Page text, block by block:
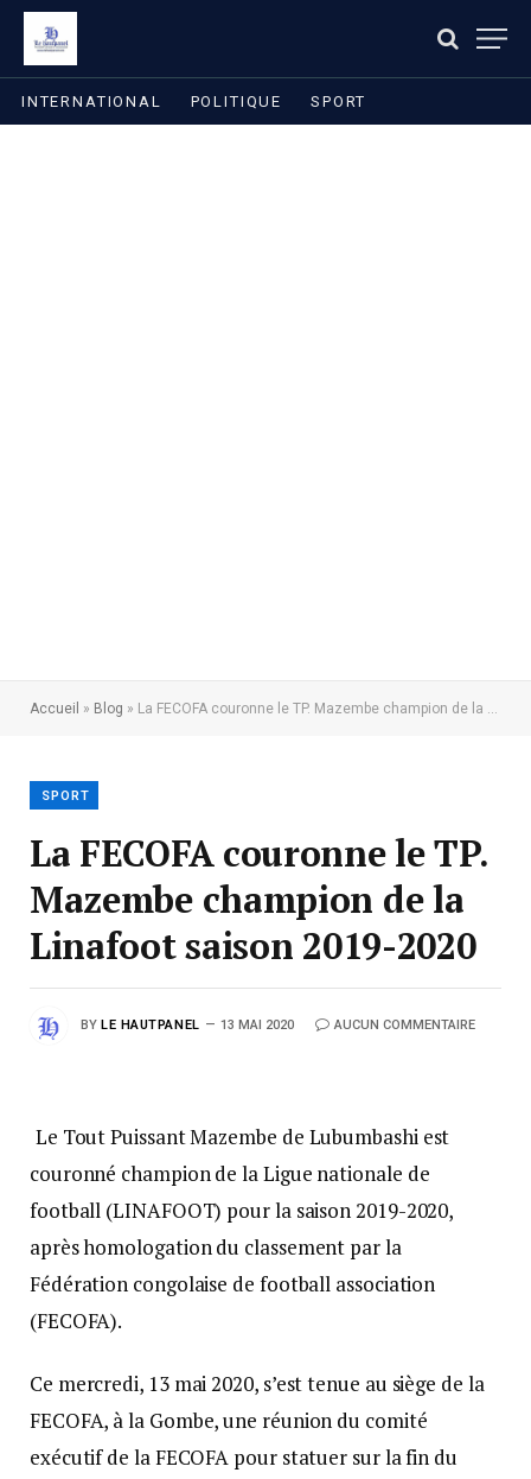
INTERNATIONAL POLITIQUE SPORT
Accueil » Blog » La FECOFA couronne le TP. Mazembe champion de la Linafoot saison 2019-2020
SPORT
La FECOFA couronne le TP.
Mazembe champion de la
Linafoot saison 2019-2020
BY LE HAUTPANEL 13 MAI 2020 AUCUN COMMENTAIRE
Le Tout Puissant Mazembe de Lubumbashi est
couronné champion de la Ligue nationale de
football (LINAFOOT) pour la saison 2019-2020,
après homologation du classement par la
Fédération congolaise de football association
(FECOFA).
Ce mercredi, 13 mai 2020, s’est tenue au siège de la
FECOFA, à la Gombe, une réunion du comité
exécutif de la FECOFA pour statuer sur la fin du